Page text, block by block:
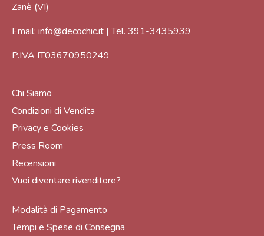
Zanè (VI)
Email: info@decochic.it | Tel. 391-3435939
P.IVA IT03670950249
Chi Siamo
Condizioni di Vendita
Privacy e Cookies
Press Room
Recensioni
Vuoi diventare rivenditore?
Modalità di Pagamento
Tempi e Spese di Consegna